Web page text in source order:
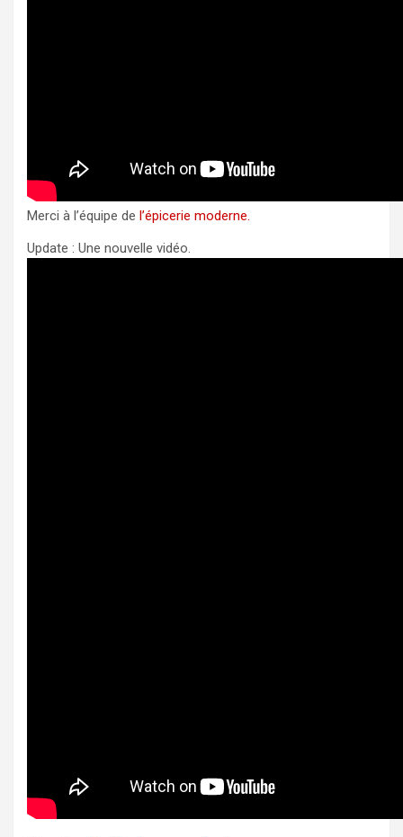
Merci à l’équipe de l’épicerie moderne.
Update : Une nouvelle vidéo.